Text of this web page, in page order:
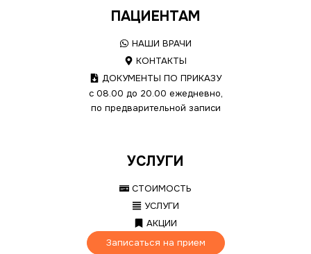
ПАЦИЕНТАМ
НАШИ ВРАЧИ
КОНТАКТЫ
ДОКУМЕНТЫ ПО ПРИКАЗУ
с 08.00 до 20.00 ежедневно,
по предварительной записи
УСЛУГИ
СТОИМОСТЬ
УСЛУГИ
АКЦИИ
Записаться на прием